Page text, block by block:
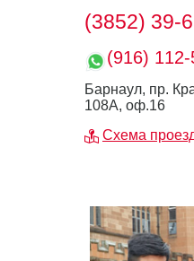
(3852) 39-
(916)
Барнаул, пр.
108А, оф.16
Схема